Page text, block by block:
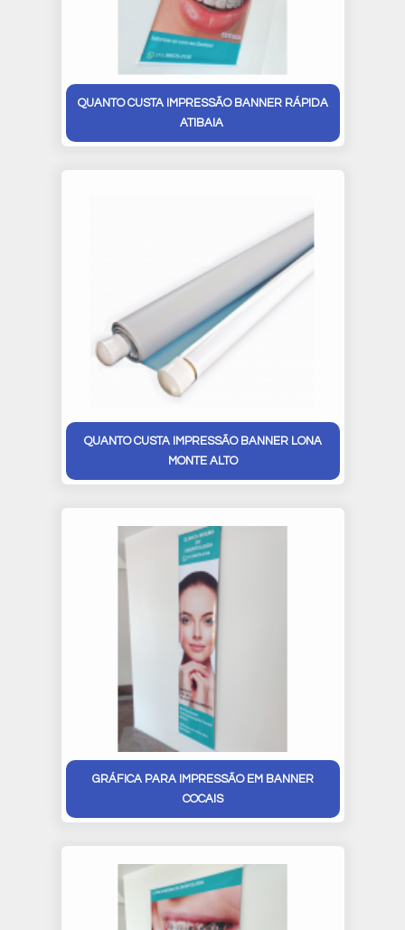
QUANTO CUSTA IMPRESSÃO BANNER RÁPIDA
ATIBAIA
QUANTO CUSTA IMPRESSÃO BANNER LONA
MONTE ALTO
GRÁFICA PARA IMPRESSÃO EM BANNER
COCAIS